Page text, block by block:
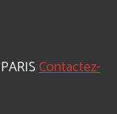
Contactez-